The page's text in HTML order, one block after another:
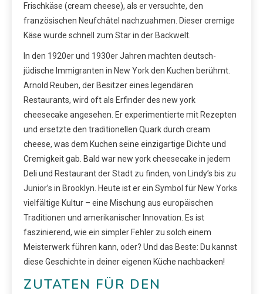
Frischkäse (cream cheese), als er versuchte, den
französischen Neufchâtel nachzuahmen. Dieser cremige
Käse wurde schnell zum Star in der Backwelt.
In den 1920er und 1930er Jahren machten deutsch-
jüdische Immigranten in New York den Kuchen berühmt.
Arnold Reuben, der Besitzer eines legendären
Restaurants, wird oft als Erfinder des new york
cheesecake angesehen. Er experimentierte mit Rezepten
und ersetzte den traditionellen Quark durch cream
cheese, was dem Kuchen seine einzigartige Dichte und
Cremigkeit gab. Bald war new york cheesecake in jedem
Deli und Restaurant der Stadt zu finden, von Lindy’s bis zu
Junior’s in Brooklyn. Heute ist er ein Symbol für New Yorks
vielfältige Kultur – eine Mischung aus europäischen
Traditionen und amerikanischer Innovation. Es ist
faszinierend, wie ein simpler Fehler zu solch einem
Meisterwerk führen kann, oder? Und das Beste: Du kannst
diese Geschichte in deiner eigenen Küche nachbacken!
ZUTATEN FÜR DEN